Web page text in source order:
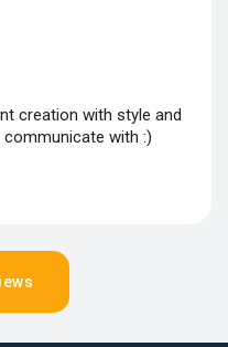
creation with style and
with :)